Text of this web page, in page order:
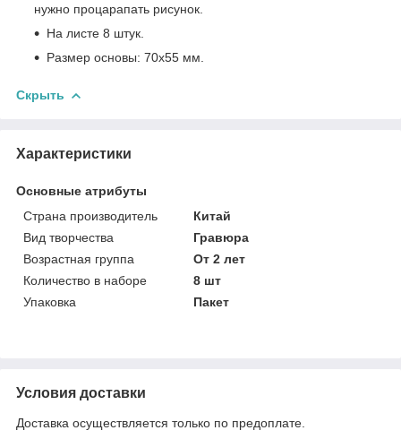
нужно процарапать рисунок.
На листе 8 штук.
Размер основы: 70х55 мм.
Скрыть
Характеристики
Основные атрибуты
Страна производитель
Китай
Вид творчества
Гравюра
Возрастная группа
От 2 лет
Количество в наборе
8 шт
Упаковка
Пакет
Условия доставки
Доставка осуществляется только по предоплате.